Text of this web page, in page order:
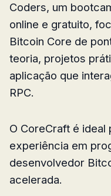
Coders, um
online e gratuito,
Bitcoin Core de
teoria, projetos
aplicação que
RPC.
O CoreCraft é ideal
experiência em
desenvolvedor
acelerada.